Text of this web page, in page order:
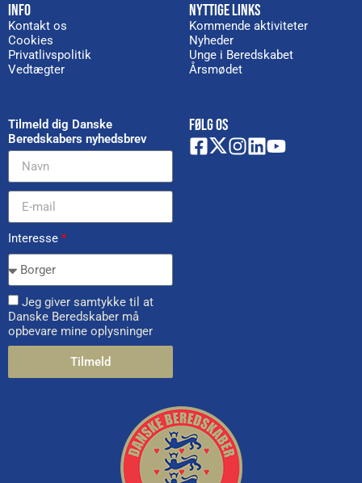
INFO
Kontakt os
Cookies
Privatlivspolitik
Vedtægter
NYTTIGE LINKS
Kommende aktiviteter
Nyheder
Unge i Beredskabet
Årsmødet
Tilmeld dig Danske
Beredskabers nyhedsbrev
Interesse *
Jeg giver samtykke til at
Danske Beredskaber må
opbevare mine oplysninger
Tilmeld
FØLG OS